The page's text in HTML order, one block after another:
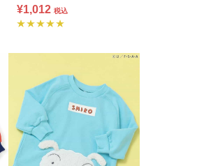
¥1,012 税込